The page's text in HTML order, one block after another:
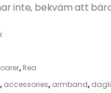
inte, bekväm att
, Rea
, accessories, armband,